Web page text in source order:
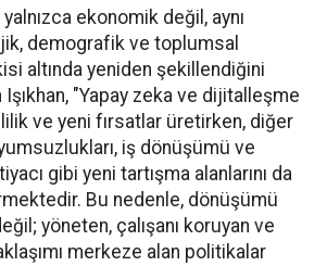
yalnızca ekonomik değil, aynı
demografik ve toplumsal
altında yeniden şekillendiğini
"Yapay zeka ve dijitalleşme
ve yeni fırsatlar üretirken, diğer
iş dönüşümü ve
gibi yeni tartışma alanlarını da
Bu nedenle, dönüşümü
yöneten, çalışanı koruyan ve
merkeze alan politikalar